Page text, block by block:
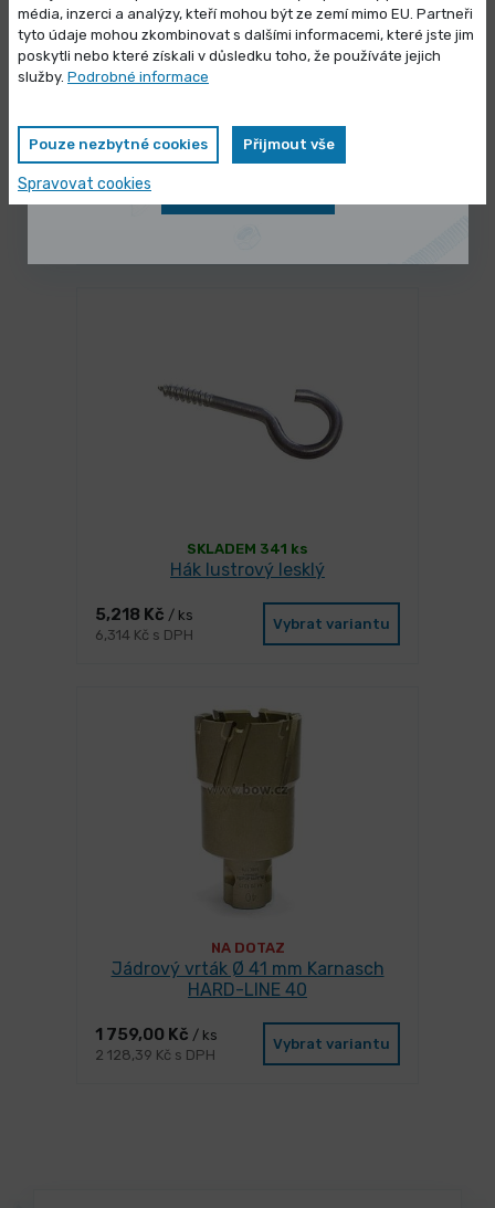
SKLADEM 833 ks
Úhelník nábytkový úzký
3,190 Kč/ ks
SKLADEM 341 ks
Hák lustrový lesklý
5,218 Kč / ks
6,314 Kč s DPH
Vybrat variantu
NA DOTAZ
Jádrový vrták Ø 41 mm Karnasch
HARD-LINE 40
1 759,00 Kč / ks
2 128,39 Kč s DPH
Vybrat variantu
média, inzerci a analýzy, kteří mohou být ze zemí mimo EU. Partneři
tyto údaje mohou zkombinovat s dalšími informacemi, které jste jim
poskytli nebo které získali v důsledku toho, že používáte jejich
služby. Podrobné informace
Pouze nezbytné cookies Přijmout vše
Spravovat cookies
Výprodej skladových zásob
Vybrané produkty nyní pořídíte za